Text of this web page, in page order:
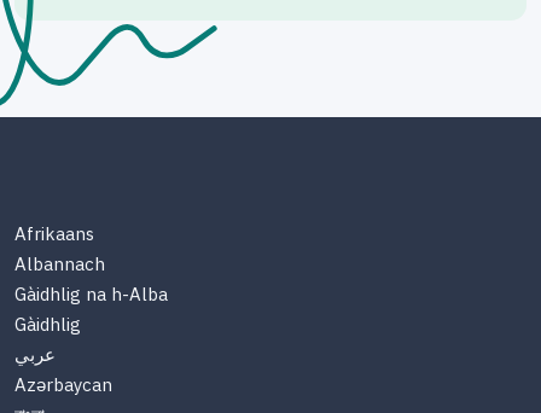
Afrikaans
Albannach
Gàidhlig na h-Alba
Gàidhlig
عربي
Azərbaycan